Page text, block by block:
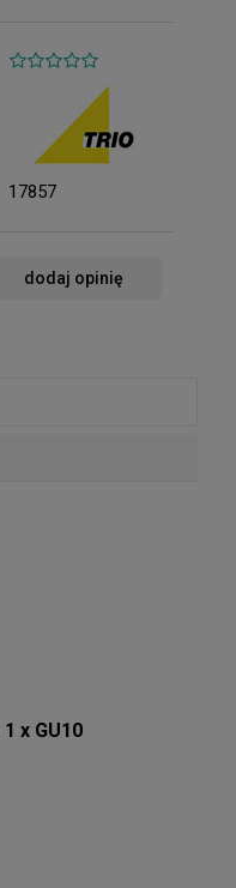
17857
dodaj opinię
1 x GU10